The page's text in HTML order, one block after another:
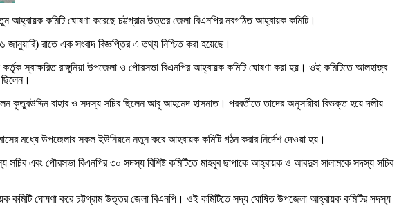
আহ্বায়ক কমিটি ঘোষণা করেছে চট্টগ্রাম উত্তর জেলা বিএনপির নবগঠিত আহ্বায়ক কমিটি।
রাতে এক সংবাদ বিজ্ঞপ্তির এ তথ্য নিশ্চিত করা হয়েছে।
স্বাক্ষরিত রাঙ্গুনিয়া উপজেলা ও পৌরসভা বিএনপির আহ্বায়ক কমিটি ঘোষণা করা হয়। ওই কমিটিতে আলহাজ্ব
কুতুবউদ্দিন বাহার ও সদস্য সচিব ছিলেন আবু আহমেদ হাসনাত। পরবর্তীতে তাদের অনুসারীরা বিভক্ত হয়ে দলীয়
মধ্যে উপজেলার সকল ইউনিয়নে নতুন করে আহবায়ক কমিটি গঠন করার নির্দেশ দেওয়া হয়।
এবং পৌরসভা বিএনপির ৩০ সদস্য বিশিষ্ট কমিটিতে মাহবুব ছাপাকে আহ্বায়ক ও আবদুস সালামকে সদস্য সচিব
কমিটি ঘোষণা করে চট্টগ্রাম উত্তর জেলা বিএনপি। ওই কমিটিতে সদ্য ঘোষিত উপজেলা আহ্বায়ক কমিটির সদস্য